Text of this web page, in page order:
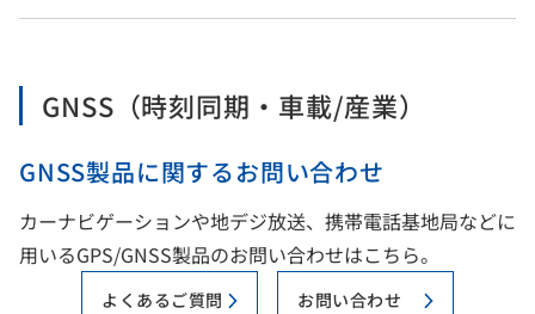
GNSS（時刻同期・車載/産業）
GNSS製品に関するお問い合わせ
カーナビゲーションや地デジ放送、携帯電話基地局などに
用いるGPS/GNSS製品のお問い合わせはこちら。
よくあるご質問 お問い合わせ